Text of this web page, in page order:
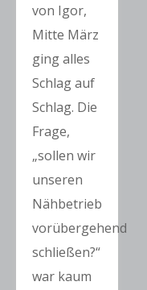
von Igor,
Mitte März
ging alles
Schlag auf
Schlag. Die
Frage,
„sollen wir
unseren
Nähbetrieb
vorübergehend
schließen?“
war kaum